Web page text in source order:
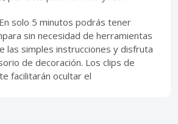
En solo 5 minutos podrás tener
sin necesidad de herramientas
las simples instrucciones y disfruta
de decoración. Los clips de
facilitarán ocultar el